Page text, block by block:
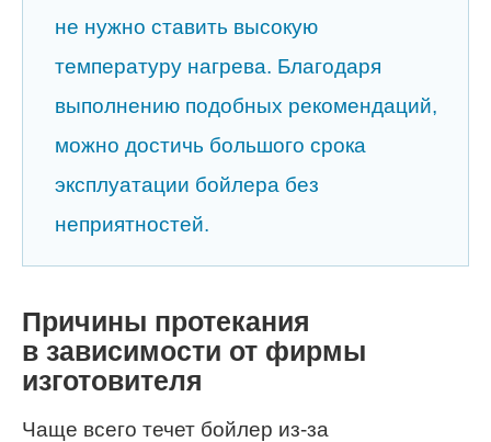
не нужно ставить высокую
температуру нагрева. Благодаря
выполнению подобных рекомендаций,
можно достичь большого срока
эксплуатации бойлера без
неприятностей.
Причины протекания
в зависимости от фирмы
изготовителя
Чаще всего течет бойлер из-за